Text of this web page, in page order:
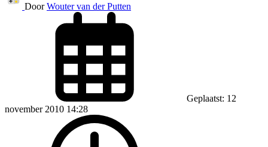
Door Wouter van der Putten
Geplaatst: 12
november 2010 14:28